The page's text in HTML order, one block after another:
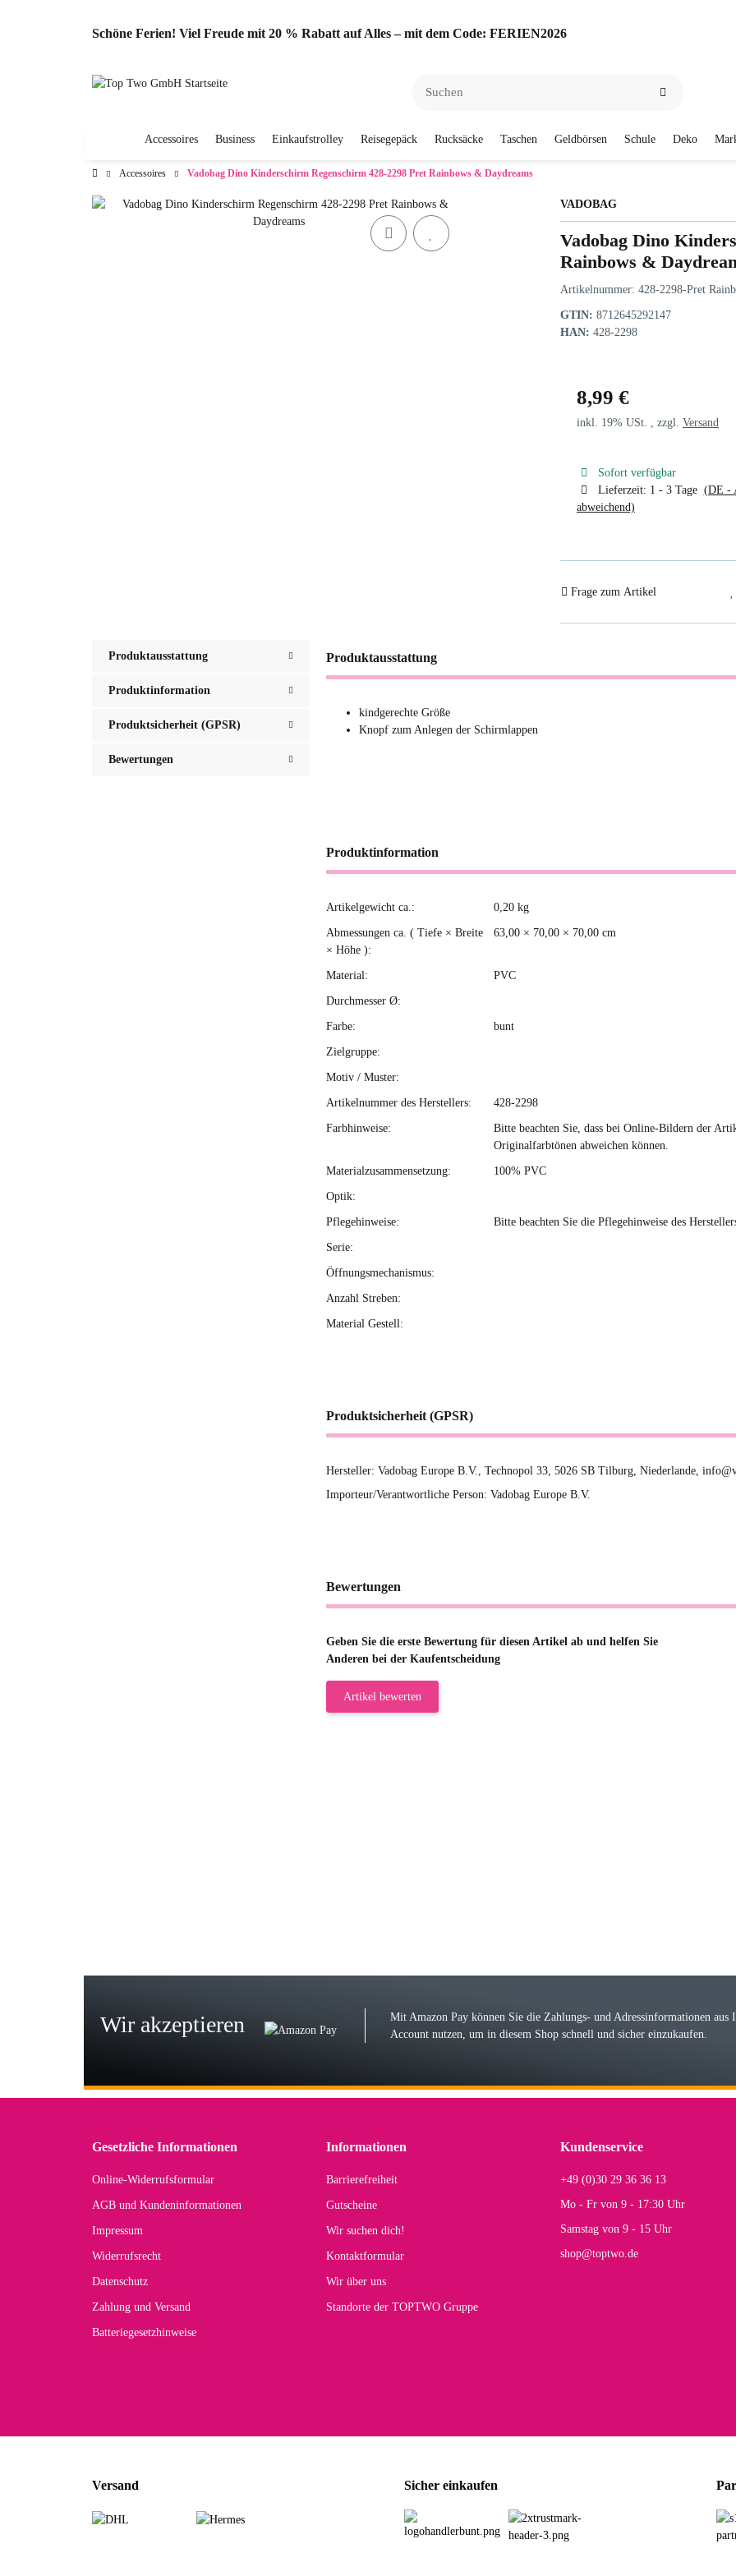
Schöne Ferien! Viel Freude mit 20 % Rabatt auf Alles – mit dem Code: FERIEN2026
Accessoires Business Einkaufstrolley Reisegepäck Rucksäcke Taschen Geldbörsen Schule Deko
Accessoires Vadobag Dino Kinderschirm Regenschirm 428-2298 Pret Rainbows & Daydreams
VADOBAG
Vadobag Dino
Rainbows &
Artikelnummer: 428-2298-Pret
GTIN: 8712645292147
HAN: 428-2298
8,99 €
inkl. 19% USt. , zzgl. Versand
Sofort verfügbar
Lieferzeit: 1 - 3 Tage (DE -
abweichend)
Frage zum Artikel
Produktausstattung
Produktinformation
Produktsicherheit (GPSR)
Bewertungen
Produktausstattung
kindgerechte Größe
Knopf zum Anlegen der Schirmlappen
Produktinformation
Produkteigenschaft
Wert
Artikelgewicht ca.: 0,20 kg
Abmessungen ca. ( Tiefe × Breite
× Höhe ):
63,00 × 70,00 × 70,00 cm
Material: PVC
Durchmesser Ø:
Farbe: bunt
Zielgruppe:
Motiv / Muster:
Artikelnummer des Herstellers: 428-2298
Farbhinweise:
Bitte beachten Sie, dass bei Online-Bildern der
Originalfarbtönen abweichen können.
Materialzusammensetzung: 100% PVC
Optik:
Pflegehinweise: Bitte beachten Sie die Pflegehinweise des
Serie:
Öffnungsmechanismus:
Anzahl Streben:
Material Gestell:
Produktsicherheit (GPSR)
Hersteller: Vadobag Europe B.V., Technopol 33, 5026 SB Tilburg, Niederlande,
Importeur/Verantwortliche Person: Vadobag Europe B.V.
Bewertungen
Geben Sie die erste Bewertung für diesen Artikel ab und helfen Sie
Anderen bei der Kaufentscheidung
Artikel bewerten
Der Koffer macht einen sehr soliden Eindruck. Die Zuverlässigkeit muss sich noch in
Hans E
Wir akzeptieren
Mit Amazon Pay können Sie die Zahlungs- und Adressinformationen aus
Account nutzen, um in diesem Shop schnell und sicher einzukaufen.
Gesetzliche Informationen
Online-Widerrufsformular
AGB und Kundeninformationen
Impressum
Widerrufsrecht
Datenschutz
Zahlung und Versand
Batteriegesetzhinweise
Informationen
Barrierefreiheit
Gutscheine
Wir suchen dich!
Kontaktformular
Wir über uns
Standorte der TOPTWO Gruppe
Kundenservice
+49 (0)30 29 36 36 13
Mo - Fr von 9 - 17:30 Uhr
Samstag von 9 - 15 Uhr
shop@toptwo.de
Versand Sicher einkaufen